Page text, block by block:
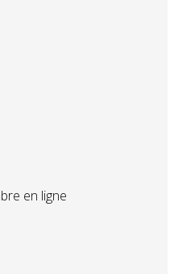
en ligne